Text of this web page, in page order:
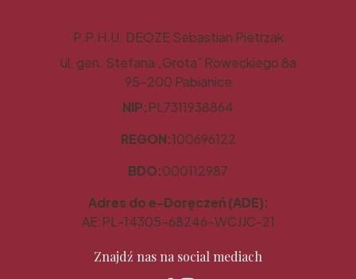
P.P.H.U. DEOZE Sebastian Pietrzak
ul. gen. Stefana „Grota” Roweckiego 8a
95-200 Pabianice
NIP:PL7311938864
REGON:100696122
BDO:000112987
Adres do e-Doręczeń (ADE):
AE:PL-14305-68246-WCJJC-21
Znajdź nas na social mediach